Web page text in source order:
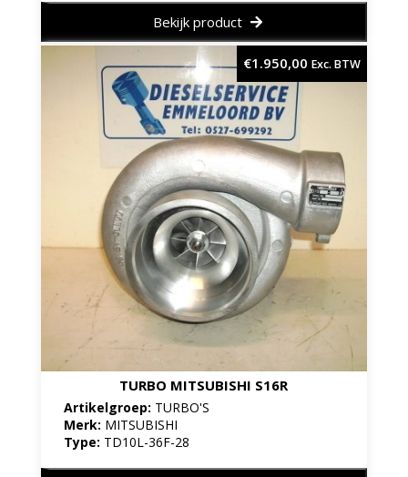
Bekijk product
TURBO MITSUBISHI S16R
Artikelgroep: TURBO'S
Merk: MITSUBISHI
Type: TD10L-36F-28
€1.950,00 Exc. BTW